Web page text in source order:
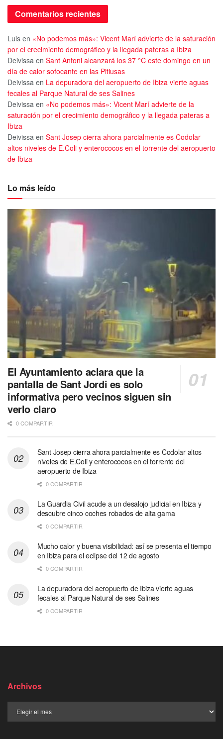
Comentarios recientes
Luis en «No podemos más»: Vicent Marí advierte de la saturación
por el crecimiento demográfico y la llegada pateras a Ibiza
Deivissa en Sant Antoni alcanzará los 37 °C este domingo en un
día de calor sofocante en las Pitiusas
Deivissa en La depuradora del aeropuerto de Ibiza vierte aguas
fecales al Parque Natural de ses Salines
Deivissa en «No podemos más»: Vicent Marí advierte de la
saturación por el crecimiento demográfico y la llegada pateras a
Ibiza
Deivissa en Sant Josep cierra ahora parcialmente es Codolar
altos niveles de E.Coli y enterococos en el torrente del aeropuerto
de Ibiza
Lo más leído
El Ayuntamiento aclara que la
pantalla de Sant Jordi es solo
informativa pero vecinos siguen sin
verlo claro
0 COMPARTIR
Sant Josep cierra ahora parcialmente es Codolar altos
niveles de E.Coli y enterococos en el torrente del
aeropuerto de Ibiza
0 COMPARTIR
La Guardia Civil acude a un desalojo judicial en Ibiza y
descubre cinco coches robados de alta gama
0 COMPARTIR
Mucho calor y buena visibilidad: así se presenta el tiempo
en Ibiza para el eclipse del 12 de agosto
0 COMPARTIR
La depuradora del aeropuerto de Ibiza vierte aguas
fecales al Parque Natural de ses Salines
0 COMPARTIR
Archivos